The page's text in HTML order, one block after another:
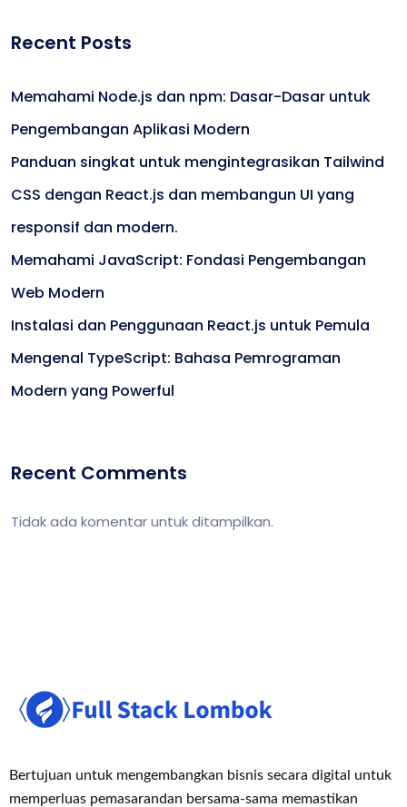
Recent Posts
Memahami Node.js dan npm: Dasar-Dasar untuk
Pengembangan Aplikasi Modern
Panduan singkat untuk mengintegrasikan Tailwind
CSS dengan React.js dan membangun UI yang
responsif dan modern.
Memahami JavaScript: Fondasi Pengembangan
Web Modern
Instalasi dan Penggunaan React.js untuk Pemula
Mengenal TypeScript: Bahasa Pemrograman
Modern yang Powerful
Recent Comments
Tidak ada komentar untuk ditampilkan.
Bertujuan untuk mengembangkan bisnis secara digital untuk
memperluas pemasarandan bersama-sama memastikan